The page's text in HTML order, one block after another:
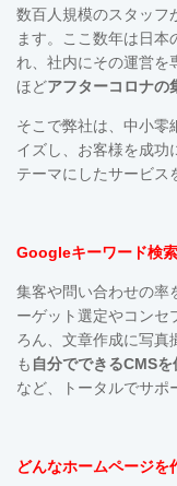
数百人規模のスタッフ
ます。ここ数年は日本
れ、社内にその運営を
ほどアフターコロナの
そこで弊社は、中小零
イズし、お客様を成功
テーマにしたサービス
Googleキーワード検
集客や問い合わせの率
ーゲット選定やコンセ
ろん、文章作成に写真
も 自分でできるCMSを
など、トータルでサポ
どんなホームページを